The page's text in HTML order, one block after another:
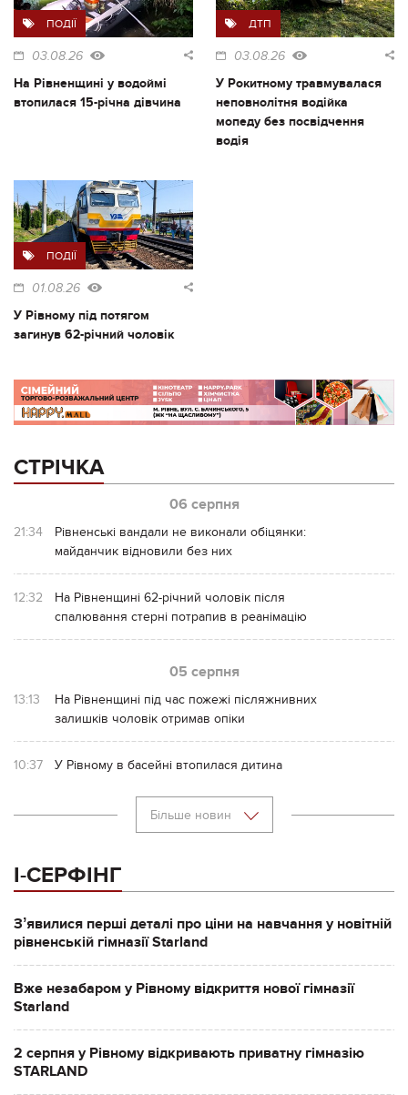
ПОДІЇ
03.08.26
На Рівненщині у водоймі
втопилася 15-річна дівчина
ДТП
03.08.26
У Рокитному травмувалася
неповнолітня водійка
мопеду без посвідчення
водія
ПОДІЇ
01.08.26
У Рівному під потягом
загинув 62-річний чоловік
СТРІЧКА
06 серпня
21:34
Рівненські вандали не виконали обіцянки:
майданчик відновили без них
12:32
На Рівненщині 62-річний чоловік після
спалювання стерні потрапив в реанімацію
05 серпня
13:13
На Рівненщині під час пожежі післяжнивних
залишків чоловік отримав опіки
10:37 У Рівному в басейні втопилася дитина
Більше новин
І-СЕРФІНГ
Зʼявилися перші деталі про ціни на навчання у новітній
рівненській гімназії Starland
Вже незабаром у Рівному відкриття нової гімназії
Starland
2 серпня у Рівному відкривають приватну гімназію
STARLAND